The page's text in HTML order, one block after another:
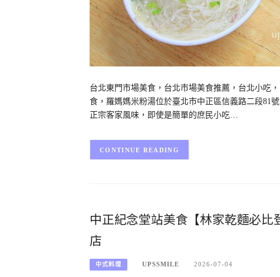
台北東門市場美食，台北市場美食推薦，台北小吃
食，羅媽媽米粉湯位於臺北市中正區信義路二段81
正宗客家風味，即使是簡單的庶民小吃…
CONTINUE READING
中正紀念堂站美食【林家乾麵必
店
中式料理 UPSSMILE 2026-07-04